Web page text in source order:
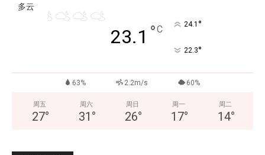
多云
23.1 °C 24.1 °
22.3°
63% 2.2m/s 60%
周五
27°
周六
31 °
周日
26°
周一
17°
周二
14°